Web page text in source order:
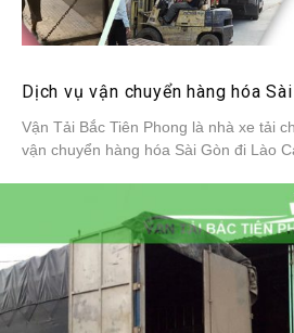
Dịch vụ vận chuyển hàng hóa
Vận Tải Bắc Tiên Phong là nhà xe tải
vận chuyển hàng hóa Sài Gòn đi Lào